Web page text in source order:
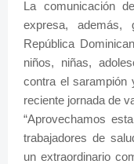
La comunicación
expresa,
República
niños, niñas,
contra el sarampión
reciente jornada de
“Aprovechamos
trabajadores de
un extraordinario